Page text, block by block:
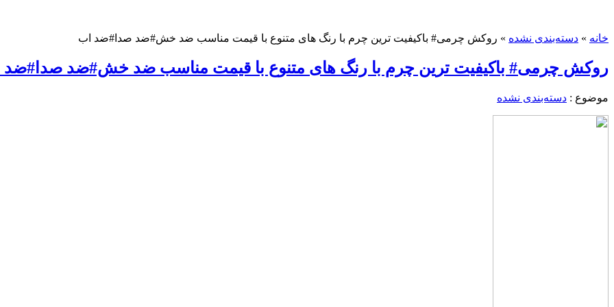
خانه » دسته‌بندی نشده » روکش چرمی# باکیفیت ترین چرم با رنگ های متنوع با قیمت مناسب ضد خش#ضد صدا#ضد اب
روکش چرمی# باکیفیت ترین چرم با رنگ های متنوع با قیمت مناسب ضد خش#ضد
موضوع : دسته‌بندی نشده